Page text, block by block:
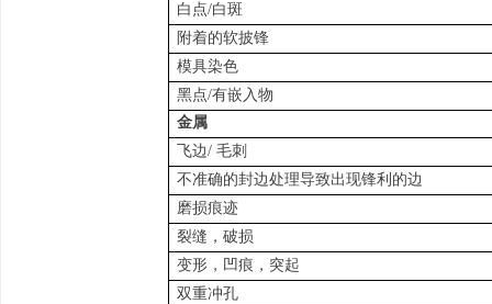
白点/白斑
附着的软披锋
模具染色
黑点/有嵌入物
金属
飞边/ 毛刺
不准确的封边处理导致出现锋利的边
磨损痕迹
裂缝，破损
变形，凹痕，突起
双重冲孔